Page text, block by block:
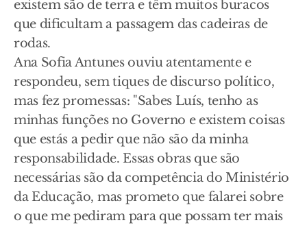
existem são de terra e têm muitos buracos
que dificultam a passagem das cadeiras de
rodas.
Ana Sofia Antunes ouviu atentamente e
respondeu, sem tiques de discurso político,
mas fez promessas: "Sabes Luís, tenho as
minhas funções no Governo e existem coisas
que estás a pedir que não são da minha
responsabilidade. Essas obras que são
necessárias são da competência do Ministério
da Educação, mas prometo que falarei sobre
o que me pediram para que possam ter mais